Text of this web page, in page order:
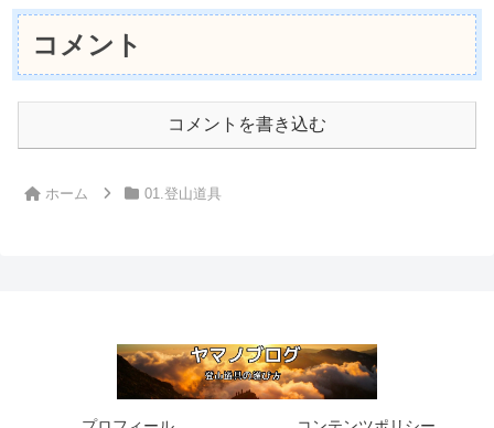
コメント
コメントを書き込む
ホーム 01.登山道具